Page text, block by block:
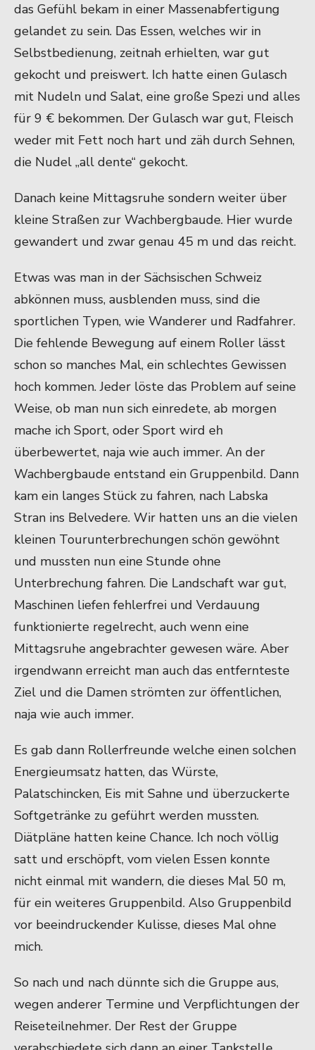
das Gefühl bekam in einer Massenabfertigung
gelandet zu sein. Das Essen, welches wir in
Selbstbedienung, zeitnah erhielten, war gut
gekocht und preiswert. Ich hatte einen Gulasch
mit Nudeln und Salat, eine große Spezi und alles
für 9 € bekommen. Der Gulasch war gut, Fleisch
weder mit Fett noch hart und zäh durch Sehnen,
die Nudel „all dente“ gekocht.
Danach keine Mittagsruhe sondern weiter über
kleine Straßen zur Wachbergbaude. Hier wurde
gewandert und zwar genau 45 m und das reicht.
Etwas was man in der Sächsischen Schweiz
abkönnen muss, ausblenden muss, sind die
sportlichen Typen, wie Wanderer und Radfahrer.
Die fehlende Bewegung auf einem Roller lässt
schon so manches Mal, ein schlechtes Gewissen
hoch kommen. Jeder löste das Problem auf seine
Weise, ob man nun sich einredete, ab morgen
mache ich Sport, oder Sport wird eh
überbewertet, naja wie auch immer. An der
Wachbergbaude entstand ein Gruppenbild. Dann
kam ein langes Stück zu fahren, nach Labska
Stran ins Belvedere. Wir hatten uns an die vielen
kleinen Tourunterbrechungen schön gewöhnt
und mussten nun eine Stunde ohne
Unterbrechung fahren. Die Landschaft war gut,
Maschinen liefen fehlerfrei und Verdauung
funktionierte regelrecht, auch wenn eine
Mittagsruhe angebrachter gewesen wäre. Aber
irgendwann erreicht man auch das entfernteste
Ziel und die Damen strömten zur öffentlichen,
naja wie auch immer.
Es gab dann Rollerfreunde welche einen solchen
Energieumsatz hatten, das Würste,
Palatschincken, Eis mit Sahne und überzuckerte
Softgetränke zu geführt werden mussten.
Diätpläne hatten keine Chance. Ich noch völlig
satt und erschöpft, vom vielen Essen konnte
nicht einmal mit wandern, die dieses Mal 50 m,
für ein weiteres Gruppenbild. Also Gruppenbild
vor beeindruckender Kulisse, dieses Mal ohne
mich.
So nach und nach dünnte sich die Gruppe aus,
wegen anderer Termine und Verpflichtungen der
Reiseteilnehmer. Der Rest der Gruppe